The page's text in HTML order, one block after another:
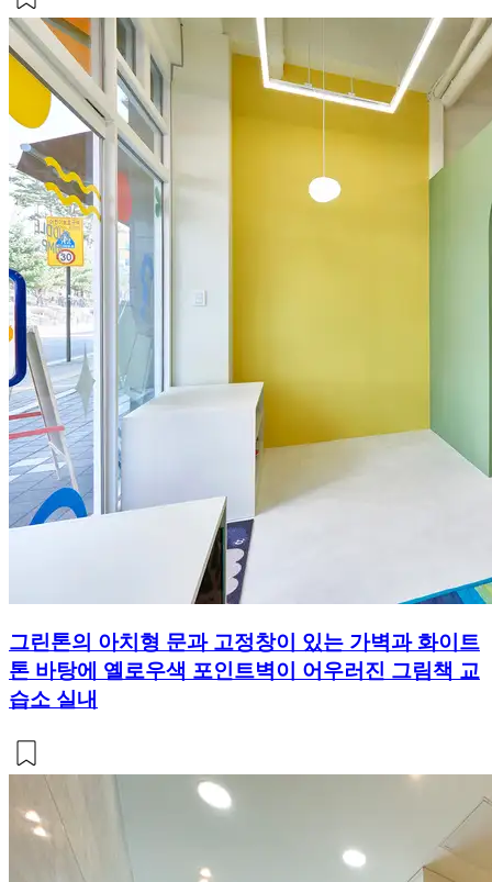
그린톤의 아치형 문과 고정창이 있는 가벽과 화이트
톤 바탕에 옐로우색 포인트벽이 어우러진 그림책 교
습소 실내